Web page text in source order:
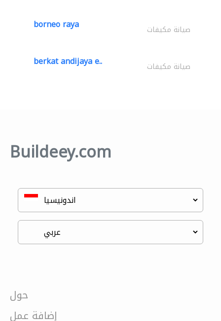
borneo raya صيانة مكيفات
berkat andijaya e.. صيانة مكيفات
Buildeey.com
حول
إضافة عمل